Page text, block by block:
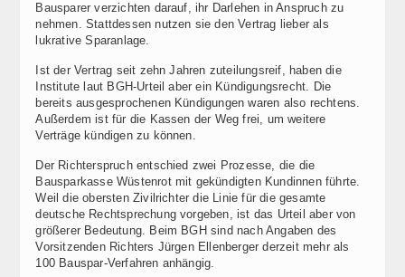
Bausparer verzichten darauf, ihr Darlehen in Anspruch zu
nehmen. Stattdessen nutzen sie den Vertrag lieber als
lukrative Sparanlage.
Ist der Vertrag seit zehn Jahren zuteilungsreif, haben die
Institute laut BGH-Urteil aber ein Kündigungsrecht. Die
bereits ausgesprochenen Kündigungen waren also rechtens.
Außerdem ist für die Kassen der Weg frei, um weitere
Verträge kündigen zu können.
Der Richterspruch entschied zwei Prozesse, die die
Bausparkasse Wüstenrot mit gekündigten Kundinnen führte.
Weil die obersten Zivilrichter die Linie für die gesamte
deutsche Rechtsprechung vorgeben, ist das Urteil aber von
größerer Bedeutung. Beim BGH sind nach Angaben des
Vorsitzenden Richters Jürgen Ellenberger derzeit mehr als
100 Bauspar-Verfahren anhängig.